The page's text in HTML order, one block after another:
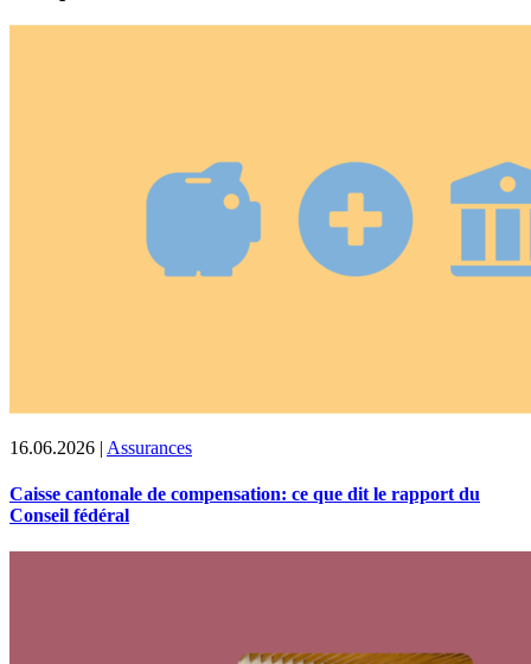
16.06.2026 | Assurances
Caisse cantonale de compensation: ce que dit le rapport du
Conseil fédéral